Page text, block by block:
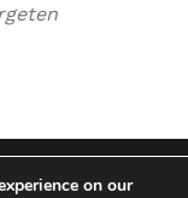
on our